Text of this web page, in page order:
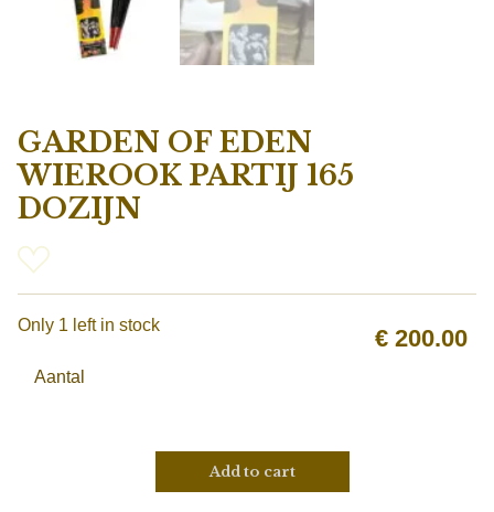
GARDEN OF EDEN
WIEROOK PARTIJ 165
DOZIJN
€ 200.00
Only 1 left in stock
Aantal
Add to cart